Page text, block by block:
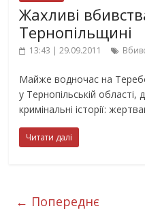
Жахливі
Тернопільщині
13:43 | 29.09.2011
Майже водночас на
у Тернопільській області,
кримінальні історії:
Читати далі
← Попереднє